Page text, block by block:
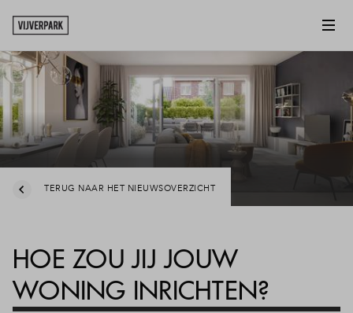
TERUG NAAR HET NIEUWSOVERZICHT
HOE ZOU JIJ JOUW
WONING INRICHTEN?